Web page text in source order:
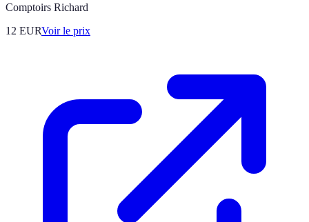
Comptoirs Richard
12 EURVoir le prix